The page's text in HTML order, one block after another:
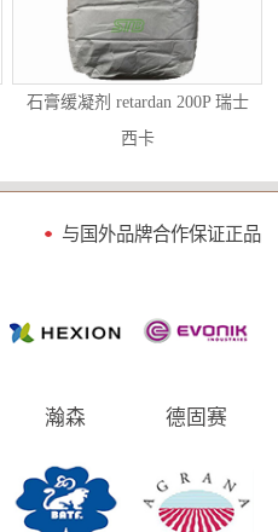
石膏缓凝剂 retardan 200P 瑞士
西卡
与国外品牌合作保证正品
瀚森 德固赛